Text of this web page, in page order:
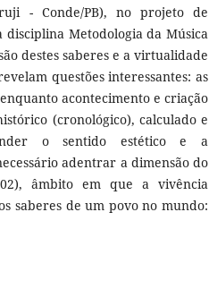
- Conde/PB), no projeto de
disciplina Metodologia da Música
destes saberes e a virtualidade
questões interessantes: as
acontecimento e criação
(cronológico), calculado e
o sentido estético e a
adentrar a dimensão do
âmbito em que a vivência
saberes de um povo no mundo: